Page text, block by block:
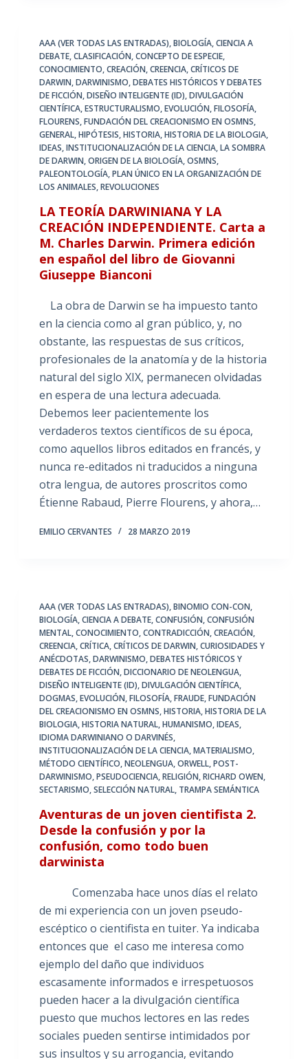
AAA (VER TODAS LAS ENTRADAS),BIOLOGÍA,CIENCIA A
DEBATE,CLASIFICACIÓN,CONCEPTO DE ESPECIE,
CONOCIMIENTO,CREACIÓN,CREENCIA,CRÍTICOS DE
DARWIN,DARWINISMO,DEBATES HISTÓRICOS Y DEBATES
DE FICCIÓN,DISEÑO INTELIGENTE (ID),DIVULGACIÓN
CIENTÍFICA,ESTRUCTURALISMO,EVOLUCIÓN,FILOSOFÍA,
FLOURENS,FUNDACIÓN DEL CREACIONISMO EN OSMNS,
GENERAL,HIPÓTESIS,HISTORIA,HISTORIA DE LA BIOLOGIA,
IDEAS,INSTITUCIONALIZACIÓN DE LA CIENCIA,LA SOMBRA
DE DARWIN,ORIGEN DE LA BIOLOGÍA,OSMNS,
PALEONTOLOGÍA,PLAN ÚNICO EN LA ORGANIZACIÓN DE
LOS ANIMALES,REVOLUCIONES
LA TEORÍA DARWINIANA Y LA
CREACIÓN INDEPENDIENTE. Carta a
M. Charles Darwin. Primera edición
en español del libro de Giovanni
Giuseppe Bianconi
La obra de Darwin se ha impuesto tanto
en la ciencia como al gran público, y, no
obstante, las respuestas de sus críticos,
profesionales de la anatomía y de la historia
natural del siglo XIX, permanecen olvidadas
en espera de una lectura adecuada.
Debemos leer pacientemente los
verdaderos textos científicos de su época,
como aquellos libros editados en francés, y
nunca re-editados ni traducidos a ninguna
otra lengua, de autores proscritos como
Étienne Rabaud, Pierre Flourens, y ahora,…
EMILIO CERVANTES 28 MARZO 2019
AAA (VER TODAS LAS ENTRADAS),BINOMIO CON-CON,
BIOLOGÍA,CIENCIA A DEBATE,CONFUSIÓN,CONFUSIÓN
MENTAL,CONOCIMIENTO,CONTRADICCIÓN,CREACIÓN,
CREENCIA,CRÍTICA,CRÍTICOS DE DARWIN,CURIOSIDADES Y
ANÉCDOTAS,DARWINISMO,DEBATES HISTÓRICOS Y
DEBATES DE FICCIÓN,DICCIONARIO DE NEOLENGUA,
DISEÑO INTELIGENTE (ID),DIVULGACIÓN CIENTÍFICA,
DOGMAS,EVOLUCIÓN,FILOSOFÍA,FRAUDE,FUNDACIÓN
DEL CREACIONISMO EN OSMNS,HISTORIA,HISTORIA DE LA
BIOLOGIA,HISTORIA NATURAL,HUMANISMO,IDEAS,
IDIOMA DARWINIANO O DARVINÉS,
INSTITUCIONALIZACIÓN DE LA CIENCIA,MATERIALISMO,
MÉTODO CIENTÍFICO,NEOLENGUA,ORWELL,POST-
DARWINISMO,PSEUDOCIENCIA,RELIGIÓN,RICHARD OWEN,
SECTARISMO,SELECCIÓN NATURAL, TRAMPA SEMÁNTICA
Aventuras de un joven cientifista 2.
Desde la confusión y por la
confusión, como todo buen
darwinista
Comenzaba hace unos días el relato
de mi experiencia con un joven pseudo-
escéptico o cientifista en tuiter. Ya indicaba
entonces que el caso me interesa como
ejemplo del daño que individuos
escasamente informados e irrespetuosos
pueden hacer a la divulgación científica
puesto que muchos lectores en las redes
sociales pueden sentirse intimidados por
sus insultos y su arrogancia, evitando